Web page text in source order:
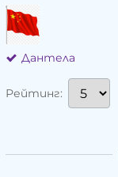
Дантела
Рейтинг: